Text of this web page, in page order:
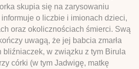
skupia się na zarysowaniu
o liczbie i imionach dzieci,
oraz okolicznościach śmierci. Swą
uwagą, że jej babcia zmarła
bliźniaczek, w związku z tym Birula
córki (w tym Jadwigę, matkę